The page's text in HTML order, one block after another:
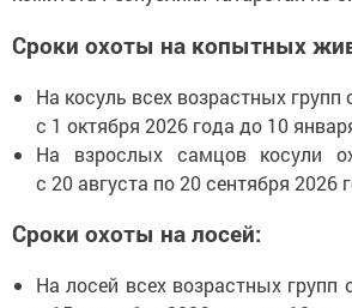
Сроки охоты на копытных
На косуль всех возрастных групп
с 1 октября 2026 года до 10
На взрослых самцов косули
с 20 августа по 20 сентября 2026
Сроки охоты на лосей:
На лосей всех возрастных групп